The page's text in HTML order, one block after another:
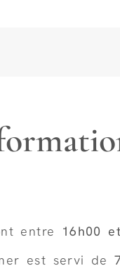
entre 16h00
est servi de